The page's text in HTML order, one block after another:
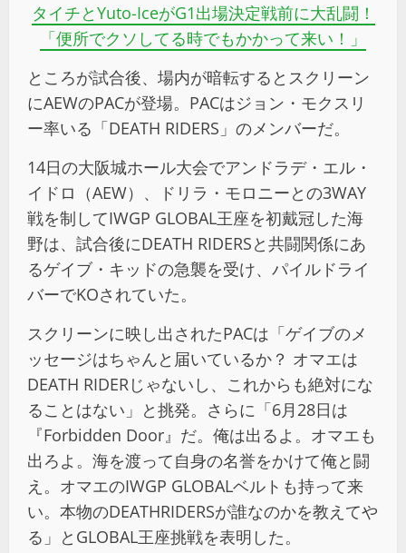
タイチとYuto-IceがG1出場決定戦前に大乱闘！
「便所でクソしてる時でもかかって来い！」
ところが試合後、場内が暗転するとスクリーン
にAEWのPACが登場。PACはジョン・モクスリ
ー率いる「DEATH RIDERS」のメンバーだ。
14日の大阪城ホール大会でアンドラデ・エル・
イドロ（AEW）、ドリラ・モロニーとの3WAY
戦を制してIWGP GLOBAL王座を初戴冠した海
野は、試合後にDEATH RIDERSと共闘関係にあ
るゲイブ・キッドの急襲を受け、パイルドライ
バーでKOされていた。
スクリーンに映し出されたPACは「ゲイブのメ
ッセージはちゃんと届いているか？ オマエは
DEATH RIDERじゃないし、これからも絶対にな
ることはない」と挑発。さらに「6月28日は
『Forbidden Door』だ。俺は出るよ。オマエも
出ろよ。海を渡って自身の名誉をかけて俺と闘
え。オマエのIWGP GLOBALベルトも持って来
い。本物のDEATHRIDERSが誰なのかを教えてや
る」とGLOBAL王座挑戦を表明した。